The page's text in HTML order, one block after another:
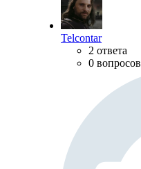
Telcontar
2 ответа
0 вопросов